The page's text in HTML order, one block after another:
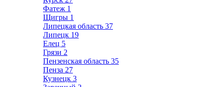
Фатеж 1
Щигры 1
Липецкая область 37
Липецк 19
Елец 5
Грязи 2
Пензенская область 35
Пенза 27
Кузнецк 3